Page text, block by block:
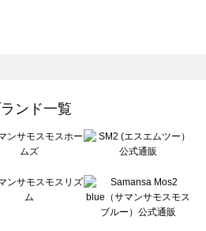
ルバイサマンサモスモス）の一覧
ス ブルー）の一覧
ク）の一覧
覧
の一覧
ンド一覧